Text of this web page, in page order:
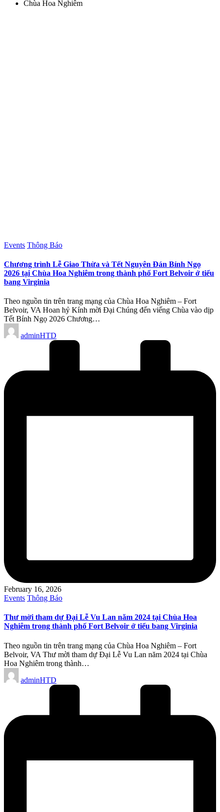
Chùa Hoa Nghiêm
Posted
Events Thông Báo
Chương trình Lễ Giao Thừa và Tết Nguyên Đán Bính Ngọ
2026 tại Chùa Hoa Nghiêm trong thành phố Fort Belvoir ở tiểu
bang Virginia
Theo nguồn tin trên trang mạng của Chùa Hoa Nghiêm – Fort
Belvoir, VA Hoan hỷ Kính mời Đại Chúng đến viếng Chùa vào dịp
Tết Bính Ngọ 2026 Chương…
Posted
by
adminHTD
February 16, 2026
Posted
Events Thông Báo
Thư mời tham dự Đại Lễ Vu Lan năm 2024 tại Chùa Hoa
Nghiêm trong thành phố Fort Belvoir ở tiểu bang Virginia
Theo nguồn tin trên trang mạng của Chùa Hoa Nghiêm – Fort
Belvoir, VA Thư mời tham dự Đại Lễ Vu Lan năm 2024 tại Chùa
Hoa Nghiêm trong thành…
Posted
by
adminHTD